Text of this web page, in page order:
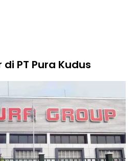
PT Pura Kudus